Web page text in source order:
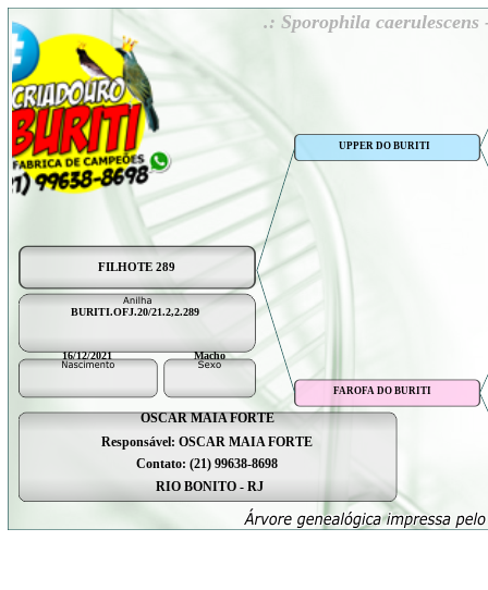
FILHOTE 289
UPPER DO BURITI
Macho
16/12/2021
BURITI.OFJ.20/21.2,2.289
FAROFA DO BURITI
RIO BONITO - RJ
Contato: (21) 99638-8698
Responsável: OSCAR MAIA FORTE
OSCAR MAIA FORTE
.: Sporophila